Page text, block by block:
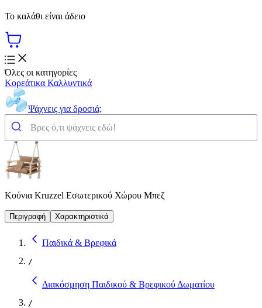
Το καλάθι είναι άδειο
Όλες οι κατηγορίες
Κορεάτικα Καλλυντικά
Ψάχνεις για δροσιά;
Κούνια Kruzzel Εσωτερικού Χώρου Μπεζ
Περιγραφή Χαρακτηριστικά
Παιδικά & Βρεφικά
/
Διακόσμηση Παιδικού & Βρεφικού Δωματίου
/